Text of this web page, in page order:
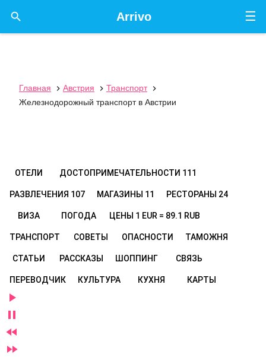
☰
Arrivo

Главная  Австрия  Транспорт

Железнодорожный транспорт в Австрии
ОТЕЛИ ДОСТОПРИМЕЧАТЕЛЬНОСТИ 111
РАЗВЛЕЧЕНИЯ 107 МАГАЗИНЫ 11 РЕСТОРАНЫ 24
ВИЗА ПОГОДА ЦЕНЫ 1 EUR = 89.1 RUB
ТРАНСПОРТ СОВЕТЫ ОПАСНОСТИ ТАМОЖНЯ
СТАТЬИ РАССКАЗЫ ШОППИНГ СВЯЗЬ
ПЕРЕВОДЧИК КУЛЬТУРА КУХНЯ КАРТЫ



